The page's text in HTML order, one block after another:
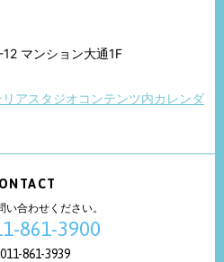
マンション大通1F
リアスタジオコンテンツ内カレンダ
い合わせください。
861-3900
861-3939